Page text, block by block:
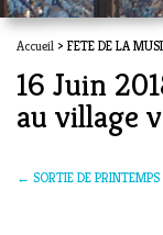
Accueil > FETE DE LA
16 Juin
au village
← SORTIE DE